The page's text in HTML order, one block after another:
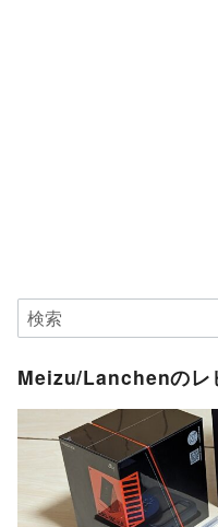
Meizu/Lanchenのレ